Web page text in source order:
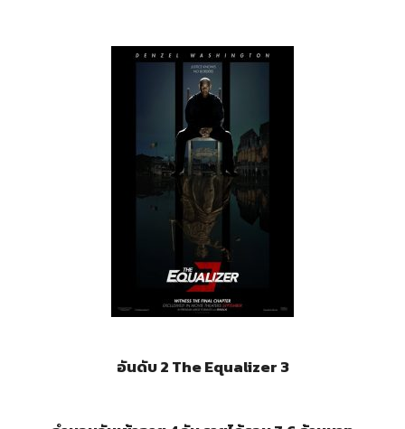
อันดับ 2 The Equalizer 3